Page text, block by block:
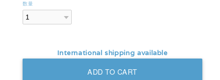
数量
International shipping available
ADD TO CART